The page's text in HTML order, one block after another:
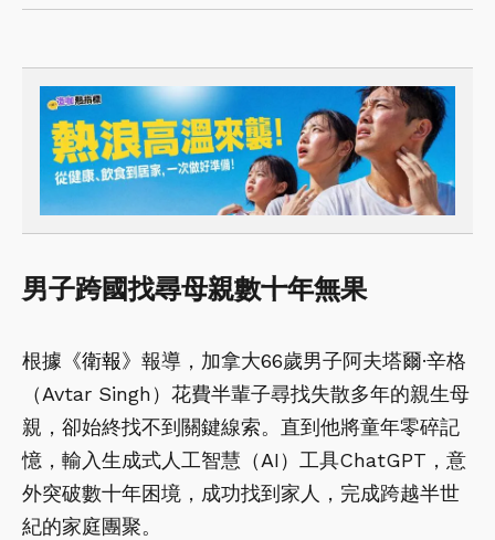
男子跨國找尋母親數十年無果
根據 《衛報》 報導，加拿大66歲男子阿夫塔爾·辛格
（Avtar Singh）花費半輩子尋找失散多年的親生母
親，卻始終找不到關鍵線索。直到他將童年零碎記
憶，輸入生成式人工智慧（AI）工具ChatGPT，意
外突破數十年困境，成功找到家人，完成跨越半世
紀的家庭團聚。